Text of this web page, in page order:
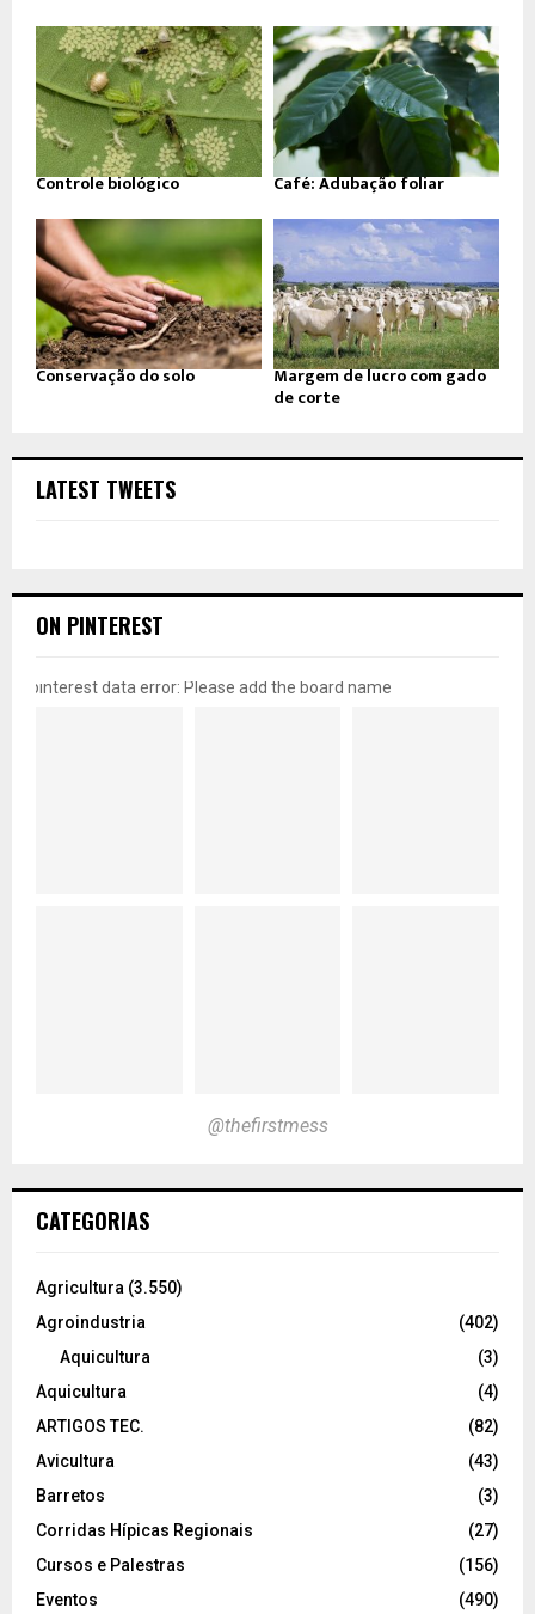
Controle biológico Café: Adubação foliar
Conservação do solo Margem de lucro com gado
de corte
LATEST TWEETS
ON PINTEREST
pinterest data error: Please add the board name
@thefirstmess
CATEGORIAS
Agricultura (3.550)
Agroindustria
(402)
Aquicultura
(3)
Aquicultura
(4)
ARTIGOS TEC.
(82)
Avicultura
(43)
Barretos
(3)
Corridas Hípicas Regionais
(27)
Cursos e Palestras
(156)
Eventos
(490)